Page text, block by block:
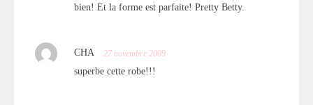
bien! Et la forme est parfaite! Pretty Betty.
CHA 27 novembre 2009
superbe cette robe!!!